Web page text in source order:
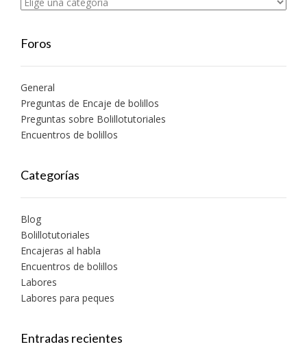
Foros
General
Preguntas de Encaje de bolillos
Preguntas sobre Bolillotutoriales
Encuentros de bolillos
Categorías
Blog
Bolillotutoriales
Encajeras al habla
Encuentros de bolillos
Labores
Labores para peques
Entradas recientes